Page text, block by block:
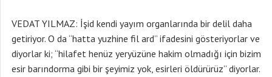
VEDAT YILMAZ: İşid kendi yayım organlarında bir delil daha
getiriyor. O da “hatta yuzhine fil ard” ifadesini gösteriyorlar ve
diyorlar ki; “hilafet henüz yeryüzüne hakim olmadığı için bizim
esir barındorma gibi bir şeyimiz yok, esirleri öldürürüz” diyorlar.